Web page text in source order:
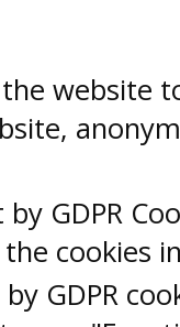
website
by GDPR
cookies
GDPR